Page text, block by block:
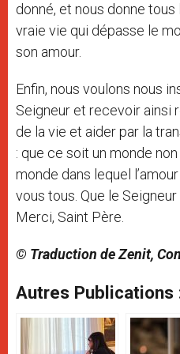
donné, et nous donne
vraie vie qui dépasse le
son amour.
Enfin, nous voulons nous
Seigneur et recevoir ainsi
de la vie et aider par la
: que ce soit un monde
monde dans lequel
vous tous. Que le
Merci, Saint Père.
© Traduction de Zenit,
Autres Publications